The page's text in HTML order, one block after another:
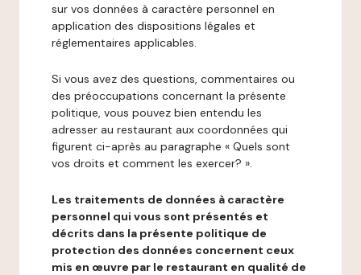
sur vos données à caractère personnel en
application des dispositions légales et
réglementaires applicables.
Si vous avez des questions, commentaires ou
des préoccupations concernant la présente
politique, vous pouvez bien entendu les
adresser au restaurant aux coordonnées qui
figurent ci-après au paragraphe « Quels sont
vos droits et comment les exercer? ».
Les traitements de données à caractère
personnel qui vous sont présentés et
décrits dans la présente politique de
protection des données concernent ceux
mis en œuvre par le restaurant en qualité de